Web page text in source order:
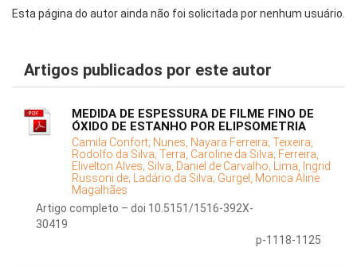
Esta página do autor ainda não foi solicitada por nenhum usuário.
Artigos publicados por este autor
MEDIDA DE ESPESSURA DE FILME FINO DE
ÓXIDO DE ESTANHO POR ELIPSOMETRIA
Camila Confort; Nunes, Nayara Ferreira; Teixeira,
Rodolfo da Silva; Terra, Caroline da Silva; Ferreira,
Elivelton Alves; Silva, Daniel de Carvalho; Lima, Ingrid
Russoni de; Ladário da Silva; Gurgel, Monica Aline
Magalhães
Artigo completo – doi 10.5151/1516-392X-
30419
p-1118-1125